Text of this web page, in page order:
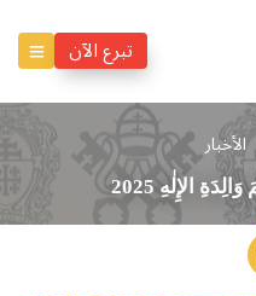
تبرع الآن
الأخبار
الإِلٰهِ 2025